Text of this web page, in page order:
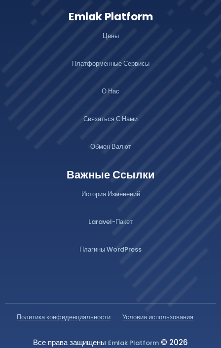
Emlak Platform
Цены
Платформенные Сервисы
О Нас
Связаться С Нами
Обмен Валют
Важные Ссылки
История Изменений
Laravel-Пакет
Плагины WordPress
Политика конфиденциальности Условия использования
Все права защищены Emlak Platform © 2026